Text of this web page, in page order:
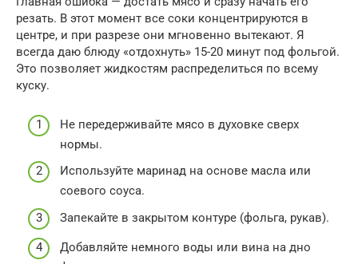
резать. В этот момент все соки концентрируются в
центре, и при разрезе они мгновенно вытекают. Я
всегда даю блюду «отдохнуть» 15-20 минут под фольгой.
Это позволяет жидкостям распределиться по всему
куску.
Не передерживайте мясо в духовке сверх
нормы.
Используйте маринад на основе масла или
соевого соуса.
Запекайте в закрытом контуре (фольга, рукав).
Добавляйте немного воды или вина на дно